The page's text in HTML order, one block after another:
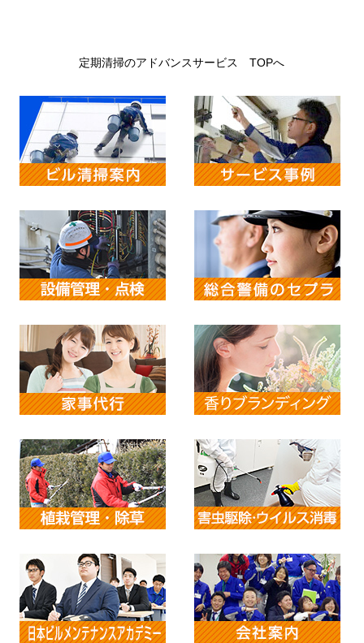
定期清掃のアドバンスサービス TOPへ